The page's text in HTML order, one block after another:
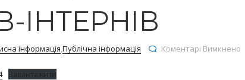
ІНТЕРНІВ
інформація,Публічна інформація Коментарі Вимкнено
Завантажити